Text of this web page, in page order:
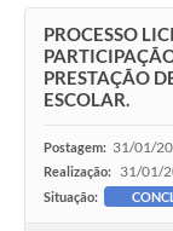
PROCESSO
PRESTAÇÃO
ESCOLAR.
Postagem: 31/01/
Realização: 31/01/
Situação: